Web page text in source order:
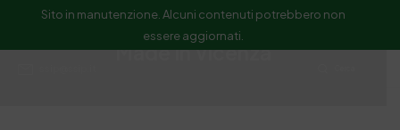
Sito in manutenzione. Alcuni contenuti potrebbero non
essere aggiornati.
Made In Vicenza